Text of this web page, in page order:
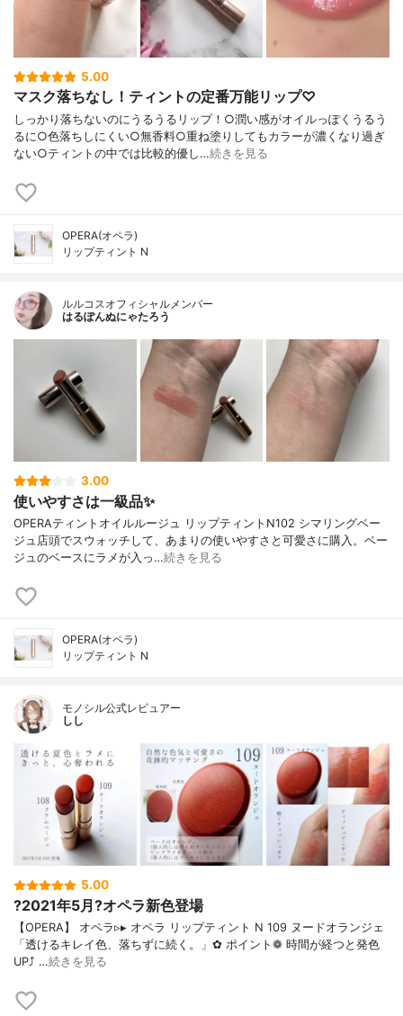
5.00
マスク落ちなし！ティントの定番万能リップ♡
しっかり落ちないのにうるうるリップ！○潤い感がオイルっぽくうるう
るに○色落ちしにくい○無香料○重ね塗りしてもカラーが濃くなり過ぎ
ない○ティントの中では比較的優し…続きを見る
OPERA(オペラ)
リップティント N
ルルコスオフィシャルメンバー
はるぽんぬにゃたろう
3.00
使いやすさは一級品✨
OPERAティントオイルルージュ リップティントN102 シマリングベー
ジュ店頭でスウォッチして、あまりの使いやすさと可愛さに購入。ベー
ジュのベースにラメが入っ…続きを見る
OPERA(オペラ)
リップティント N
モノシル公式レビュアー
しし
5.00
?2021年5月?オペラ新色登場
【OPERA】 オペラ▹▸ オペラ リップティント N 109 ヌードオランジェ
「透けるキレイ色、落ちずに続く。」✿ ポイント❁︎ 時間が経つと発色
UP⤴ …続きを見る